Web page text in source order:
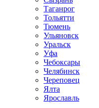
Таганрог
Тольятти
Тюмень
Ульяновск
Уральск
Уфа
Чебоксары
Челябинск
Череповец
Ялта
Ярославль